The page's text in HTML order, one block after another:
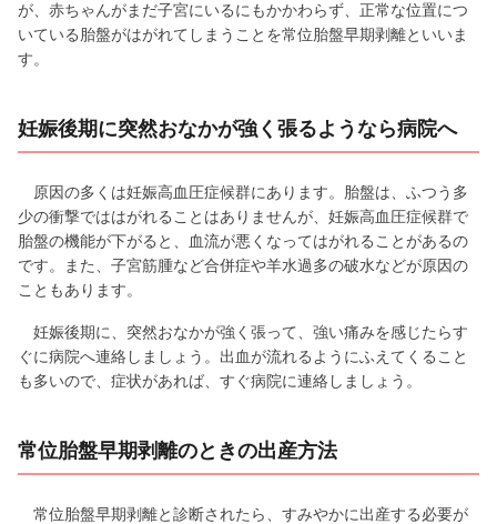
が、赤ちゃんがまだ子宮にいるにもかかわらず、正常な位置につ
いている胎盤がはがれてしまうことを常位胎盤早期剥離といいま
す。
妊娠後期に突然おなかが強く張るようなら病院へ
原因の多くは妊娠高血圧症候群にあります。胎盤は、ふつう多
少の衝撃でははがれることはありませんが、妊娠高血圧症候群で
胎盤の機能が下がると、血流が悪くなってはがれることがあるの
です。また、子宮筋腫など合併症や羊水過多の破水などが原因の
こともあります。
妊娠後期に、突然おなかが強く張って、強い痛みを感じたらす
ぐに病院へ連絡しましょう。出血が流れるようにふえてくること
も多いので、症状があれば、すぐ病院に連絡しましょう。
常位胎盤早期剥離のときの出産方法
常位胎盤早期剥離と診断されたら、すみやかに出産する必要が